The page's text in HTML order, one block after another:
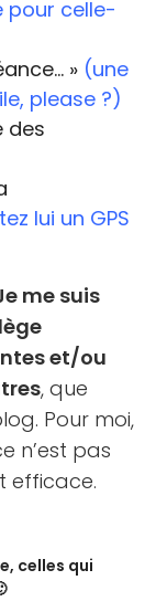
pour celle-
» (une
please ?)
des
lui un GPS
me suis
et/ou
, que
Pour moi,
n’est pas
efficace.
celles qui